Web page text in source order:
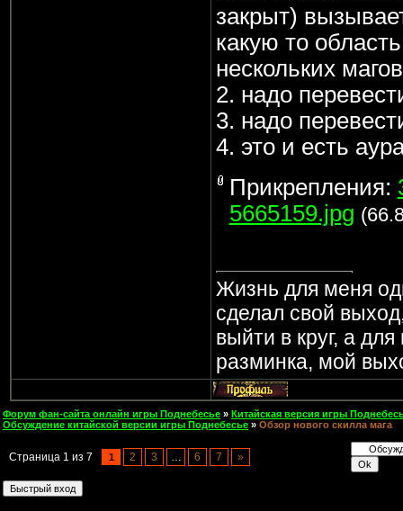
закрыт)
какую то
нескольких
2. надо
3. надо
4. это и есть
Прикрепления:
5665159.jpg
Жизнь для меня
сделал свой
выйти в круг, а
разминка, мой
Форум фан-сайта онлайн игры Поднебесье » Китайская версия игры
Обсуждение китайской версии игры Поднебесье » Обзор нового скилла мага
Страница 1 из 7 1 2 3 … 6 7 »